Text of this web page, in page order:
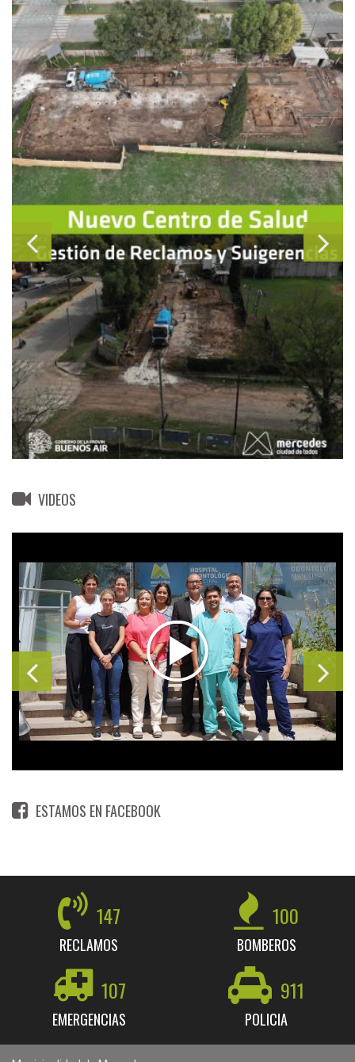
VIDEOS
ESTAMOS EN FACEBOOK
147
RECLAMOS
100
BOMBEROS
107
EMERGENCIAS
911
POLICIA